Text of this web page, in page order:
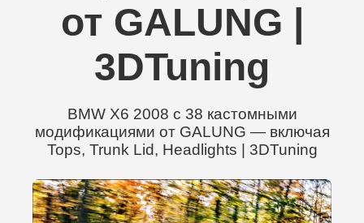
от GALUNG |
3DTuning
BMW X6 2008 с 38 кастомными
модификациями от GALUNG — включая
Tops, Trunk Lid, Headlights | 3DTuning